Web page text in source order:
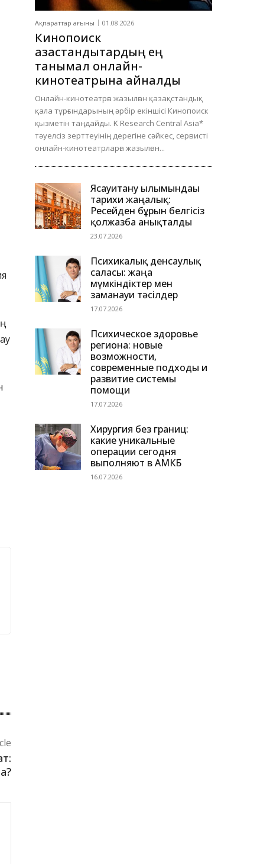
Ақпараттар ағыны 01.08.2026
Кинопоиск
қазақстандықтардың ең
танымал онлайн-
кинотеатрына айналды
Онлайн-кинотеатрға жазылған қазақстандық
қала тұрғындарының әрбір екіншісі Кинопоиск
қызметін таңдайды. K Research Central Asia*
тәуелсіз зерттеуінің дерегіне сәйкес, сервисті
онлайн-кинотеатрларға жазылған...
Ясауитану ғылымындағы
тарихи жаңалық:
Ресейден бұрын белгісіз
қолжазба анықталды
23.07.2026
Психикалық денсаулық
саласы: жаңа
мүмкіндіктер мен
заманауи тәсілдер
17.07.2026
Психическое здоровье
региона: новые
возможности,
современные подходы и
развитие системы
помощи
17.07.2026
Хирургия без границ:
какие уникальные
операции сегодня
выполняют в АМКБ
16.07.2026